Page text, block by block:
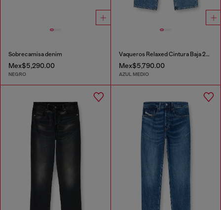
Sobrecamisa denim
Mex$5,290.00
NEGRO
Vaqueros Relaxed Cintura Baja 2001 D-Macro
Mex$5,790.00
AZUL MEDIO